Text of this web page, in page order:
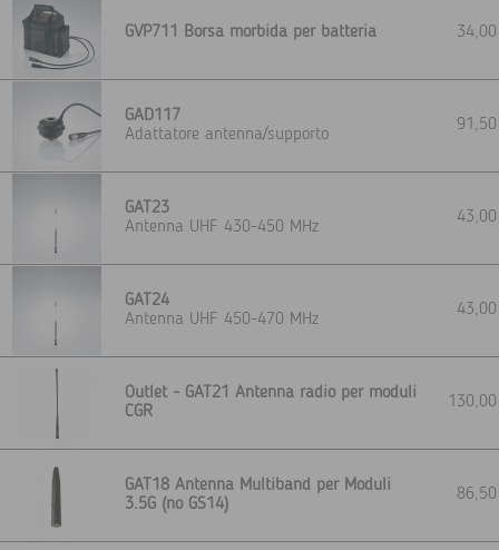
GVP711 Borsa morbida per batteria
GAD117
Adattatore antenna/supporto
GAT23
Antenna UHF 430-450 MHz
GAT24
Antenna UHF 450-470 MHz
Outlet - GAT21 Antenna radio per moduli
CGR
GAT18 Antenna Multiband per Moduli
3.5G (no GS14)